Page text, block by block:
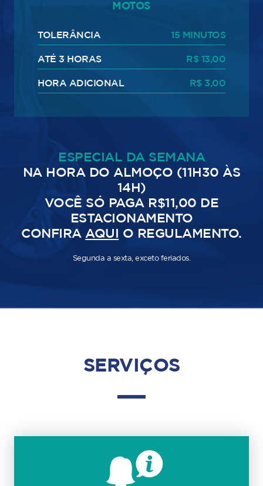
MOTOS
TOLERÂNCIA 15 MINUTOS
ATÉ 3 HORAS R$ 13,00
HORA ADICIONAL R$ 3,00
ESPECIAL DA SEMANA
NA HORA DO ALMOÇO (11H30 ÀS
14H)
VOCÊ SÓ PAGA R$11,00 DE
ESTACIONAMENTO
CONFIRA AQUI O REGULAMENTO.
Segunda a sexta, exceto feriados.
SERVIÇOS